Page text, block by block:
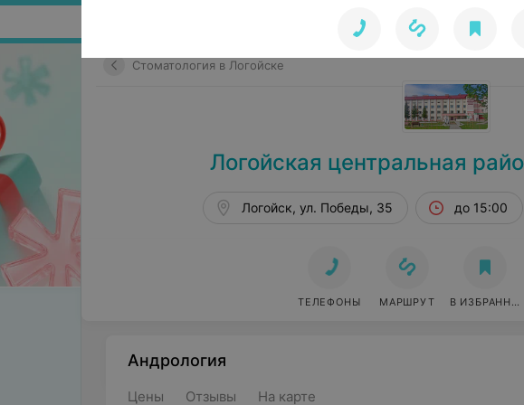
Стоматология в Логойске
Логойская центральная
Логойск, ул. Победы, 35 до 15:00
ТЕЛЕФОНЫ МАРШРУТ В ИЗБРАННОЕ
Андрология
Цены Отзывы На карте